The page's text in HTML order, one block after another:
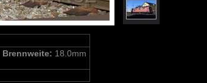
Brennweite: 18.0mm